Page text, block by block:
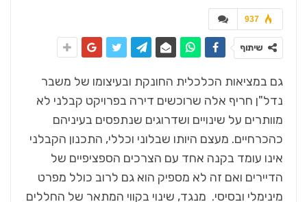
937
שיתוף
גם במציאות הכלכלית החונקת ובעיצומו של משבר
נדל"ן חריף אלה שרוכשים דירה בפרויקט קבלני לא
מוותרים על שינויים ושדרוגים שנתפסים בעיניהם
כהכרחיים. מעצם היותו שבלוני וכללי, התכנון הקבלני
אינו עומד בקנה אחד עם הצרכים הספציפיים של
הדיירים ואם זה לא מספיק הוא גם לרוב כולל מפרט
מינימלי ובסיסי. מנגד, שינוי בקווי המתאר של החללים